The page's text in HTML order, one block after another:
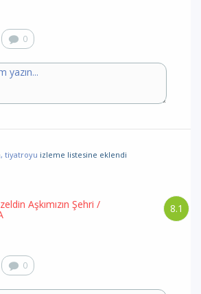
0
, tiyatroyu izleme listesine eklendi
8.1
Aşkımızın Şehri /
0